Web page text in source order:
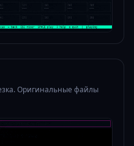
Оригинальные файлы